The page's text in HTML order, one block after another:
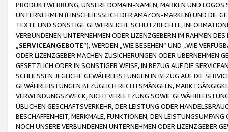
PRODUKTWERBUNG, UNSERE DOMAIN-NAMEN, MARKEN UND
UNTERNEHMEN (EINSCHLIESSLICH DER AMAZON-MARKEN) UND DIE
TEXTE UND SONSTIGE GEWERBLICHE SCHUTZRECHTE,
VERBUNDENEN UNTERNEHMEN ODER LIZENZGEBERN IM RAHMEN
SERVICEANGEBOTE“), WERDEN „WIE BESEHEN“ UND „WIE
ODER LIZENZGEBER MACHEN ZUSICHERUNGEN ODER ÜBERNEHMEN
GESETZLICH ODER IN SONSTIGER WEISE, IN BEZUG AUF DIE
SCHLIESSEN JEGLICHE GEWÄHRLEISTUNGEN IN BEZUG AUF DIE
GEWÄHRLEISTUNGEN BEZÜGLICH RECHTSMÄNGELN,
VERWENDUNGSZWECK, NICHTVERLETZUNG SOWIE
ÜBLICHEN GESCHÄFTSVERKEHR, DER LEISTUNG ODER
BESCHAFFENHEIT, MERKMALE, FUNKTIONEN, DEN
NOCH UNSERE VERBUNDENEN UNTERNEHMEN ODER LIZENZGEBER